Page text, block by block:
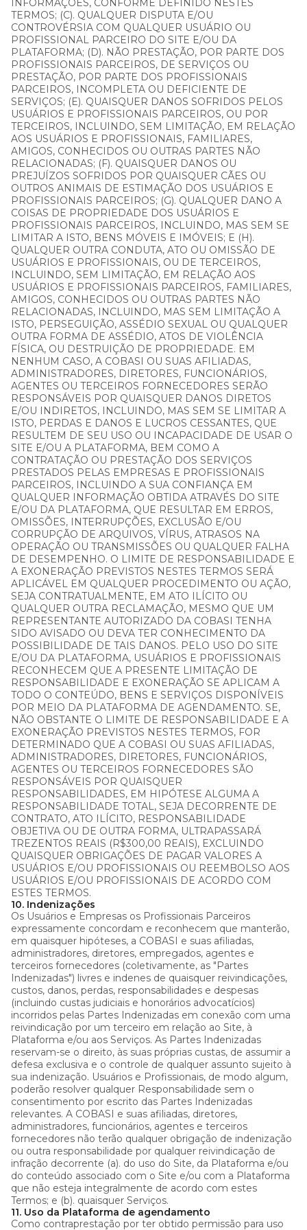
INFORMAÇÕES, CONFORME DEFINIDO NESTES
TERMOS; (C). QUALQUER DISPUTA E/OU
CONTROVÉRSIA COM QUALQUER USUÁRIO OU
PROFISSIONAL PARCEIRO DO SITE E/OU DA
PLATAFORMA; (D). NÃO PRESTAÇÃO, POR PARTE DOS
PROFISSIONAIS PARCEIROS, DE SERVIÇOS OU
PRESTAÇÃO, POR PARTE DOS PROFISSIONAIS
PARCEIROS, INCOMPLETA OU DEFICIENTE DE
SERVIÇOS; (E). QUAISQUER DANOS SOFRIDOS PELOS
USUÁRIOS E PROFISSIONAIS PARCEIROS, OU POR
TERCEIROS, INCLUINDO, SEM LIMITAÇÃO, EM RELAÇÃO
AOS USUÁRIOS E PROFISSIONAIS, FAMILIARES,
AMIGOS, CONHECIDOS OU OUTRAS PARTES NÃO
RELACIONADAS; (F). QUAISQUER DANOS OU
PREJUÍZOS SOFRIDOS POR QUAISQUER CÃES OU
OUTROS ANIMAIS DE ESTIMAÇÃO DOS USUÁRIOS E
PROFISSIONAIS PARCEIROS; (G). QUALQUER DANO A
COISAS DE PROPRIEDADE DOS USUÁRIOS E
PROFISSIONAIS PARCEIROS, INCLUINDO, MAS SEM SE
LIMITAR A ISTO, BENS MÓVEIS E IMÓVEIS; E (H).
QUALQUER OUTRA CONDUTA, ATO OU OMISSÃO DE
USUÁRIOS E PROFISSIONAIS, OU DE TERCEIROS,
INCLUINDO, SEM LIMITAÇÃO, EM RELAÇÃO AOS
USUÁRIOS E PROFISSIONAIS PARCEIROS, FAMILIARES,
AMIGOS, CONHECIDOS OU OUTRAS PARTES NÃO
RELACIONADAS, INCLUINDO, MAS SEM LIMITAÇÃO A
ISTO, PERSEGUIÇÃO, ASSÉDIO SEXUAL OU QUALQUER
OUTRA FORMA DE ASSÉDIO, ATOS DE VIOLÊNCIA
FÍSICA, OU DESTRUIÇÃO DE PROPRIEDADE. EM
NENHUM CASO, A COBASI OU SUAS AFILIADAS,
ADMINISTRADORES, DIRETORES, FUNCIONÁRIOS,
AGENTES OU TERCEIROS FORNECEDORES SERÃO
RESPONSÁVEIS POR QUAISQUER DANOS DIRETOS
E/OU INDIRETOS, INCLUINDO, MAS SEM SE LIMITAR A
ISTO, PERDAS E DANOS E LUCROS CESSANTES, QUE
RESULTEM DE SEU USO OU INCAPACIDADE DE USAR O
SITE E/OU A PLATAFORMA, BEM COMO A
CONTRATAÇÃO OU PRESTAÇÃO DOS SERVIÇOS
PRESTADOS PELAS EMPRESAS E PROFISSIONAIS
PARCEIROS, INCLUINDO A SUA CONFIANÇA EM
QUALQUER INFORMAÇÃO OBTIDA ATRAVÉS DO SITE
E/OU DA PLATAFORMA, QUE RESULTAR EM ERROS,
OMISSÕES, INTERRUPÇÕES, EXCLUSÃO E/OU
CORRUPÇÃO DE ARQUIVOS, VÍRUS, ATRASOS NA
OPERAÇÃO OU TRANSMISSÕES OU QUALQUER FALHA
DE DESEMPENHO. O LIMITE DE RESPONSABILIDADE E
A EXONERAÇÃO PREVISTOS NESTES TERMOS SERÁ
APLICÁVEL EM QUALQUER PROCEDIMENTO OU AÇÃO,
SEJA CONTRATUALMENTE, EM ATO ILÍCITO OU
QUALQUER OUTRA RECLAMAÇÃO, MESMO QUE UM
REPRESENTANTE AUTORIZADO DA COBASI TENHA
SIDO AVISADO OU DEVA TER CONHECIMENTO DA
POSSIBILIDADE DE TAIS DANOS. PELO USO DO SITE
E/OU DA PLATAFORMA, USUÁRIOS E PROFISSIONAIS
RECONHECEM QUE A PRESENTE LIMITAÇÃO DE
RESPONSABILIDADE E EXONERAÇÃO SE APLICAM A
TODO O CONTEÚDO, BENS E SERVIÇOS DISPONÍVEIS
POR MEIO DA PLATAFORMA DE AGENDAMENTO. SE,
NÃO OBSTANTE O LIMITE DE RESPONSABILIDADE E A
EXONERAÇÃO PREVISTOS NESTES TERMOS, FOR
DETERMINADO QUE A COBASI OU SUAS AFILIADAS,
ADMINISTRADORES, DIRETORES, FUNCIONÁRIOS,
AGENTES OU TERCEIROS FORNECEDORES SÃO
RESPONSÁVEIS POR QUAISQUER
RESPONSABILIDADES, EM HIPÓTESE ALGUMA A
RESPONSABILIDADE TOTAL, SEJA DECORRENTE DE
CONTRATO, ATO ILÍCITO, RESPONSABILIDADE
OBJETIVA OU DE OUTRA FORMA, ULTRAPASSARÁ
TREZENTOS REAIS (R$300,00 REAIS), EXCLUINDO
QUAISQUER OBRIGAÇÕES DE PAGAR VALORES A
USUÁRIOS E/OU PROFISSIONAIS OU REEMBOLSO AOS
USUÁRIOS E/OU PROFISSIONAIS DE ACORDO COM
ESTES TERMOS.
10. Indenizações
Os Usuários e Empresas os Profissionais Parceiros
expressamente concordam e reconhecem que manterão,
em quaisquer hipóteses, a COBASI e suas afiliadas,
administradores, diretores, empregados, agentes e
terceiros fornecedores (coletivamente, as "Partes
Indenizadas") livres e indenes de quaisquer reivindicações,
custos, danos, perdas, responsabilidades e despesas
(incluindo custas judiciais e honorários advocatícios)
incorridos pelas Partes Indenizadas em conexão com uma
reivindicação por um terceiro em relação ao Site, à
Plataforma e/ou aos Serviços. As Partes Indenizadas
reservam-se o direito, às suas próprias custas, de assumir a
defesa exclusiva e o controle de qualquer assunto sujeito à
sua indenização. Usuários e Profissionais, de modo algum,
poderão resolver qualquer Responsabilidade sem o
consentimento por escrito das Partes Indenizadas
relevantes. A COBASI e suas afiliadas, diretores,
administradores, funcionários, agentes e terceiros
fornecedores não terão qualquer obrigação de indenização
ou outra responsabilidade por qualquer reivindicação de
infração decorrente (a). do uso do Site, da Plataforma e/ou
do conteúdo associado com o Site e/ou com a Plataforma
que não esteja integralmente de acordo com estes
Termos; e (b). quaisquer Serviços.
11. Uso da Plataforma de agendamento
Como contraprestação por ter obtido permissão para uso